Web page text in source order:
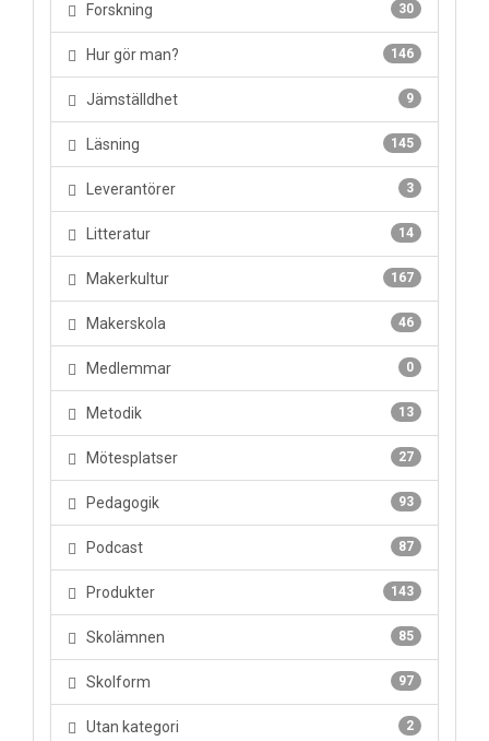
30
Forskning
146
Hur gör man?
9
Jämställdhet
145
Läsning
3
Leverantörer
14
Litteratur
167
Makerkultur
46
Makerskola
0
Medlemmar
13
Metodik
27
Mötesplatser
93
Pedagogik
87
Podcast
143
Produkter
85
Skolämnen
97
Skolform
2
Utan kategori